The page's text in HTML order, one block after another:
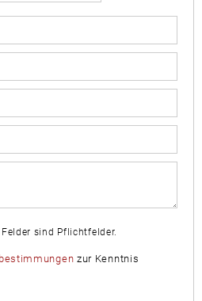
sind Pflichtfelder.
zur Kenntnis